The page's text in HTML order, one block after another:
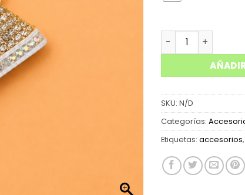
ACCESORIO
SKU: N/D
Categorías:
Etiquetas: accesorios,